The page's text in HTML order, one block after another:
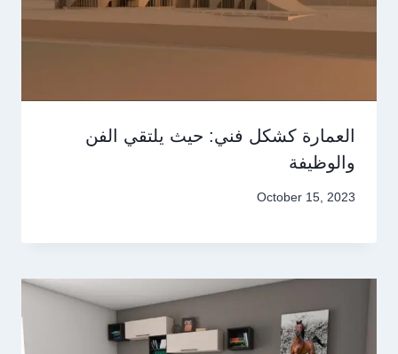
العمارة كشكل فني: حيث يلتقي الفن
والوظيفة
October 15, 2023